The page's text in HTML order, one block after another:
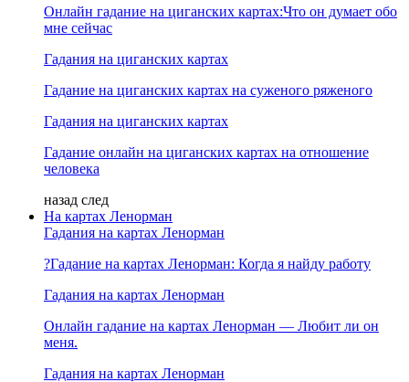
Онлайн гадание на циганских картах:Что он думает обо
мне сейчас
Гадания на циганских картах
Гадание на циганских картах на суженого ряженого
Гадания на циганских картах
Гадание онлайн на циганских картах на отношение
человека
назад след
На картах Ленорман
Гадания на картах Ленорман
?Гадание на картах Ленорман: Когда я найду работу
Гадания на картах Ленорман
Онлайн гадание на картах Ленорман — Любит ли он
меня.
Гадания на картах Ленорман